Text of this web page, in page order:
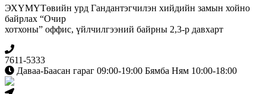
ЭХҮМҮТөвийн урд Гандантэгчилэн хийдийн замын хойно
байрлах “Очир
хотхоны” оффис, үйлчилгээний байрны 2,3-р давхарт
7611-5333
Даваа-Баасан гараг 09:00-19:00 Бямба Ням 10:00-18:00